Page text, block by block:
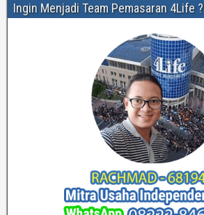
Ingin Menjadi Team Pemasaran 4Life ?